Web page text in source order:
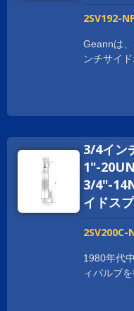
2SV192-
Geannは
ンチサイ
ディ広範
中の衛生
スを拡大
す。 スレ
タマイズ
M28XP1.5
3/4イン
1"-
3/4"-
イドス
2SV200C-
1980年代
ィバルブ